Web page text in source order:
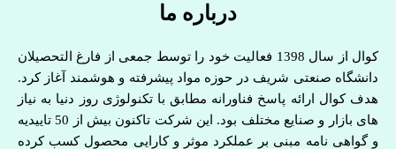
درباره ما
کوال از سال 1398 فعالیت خود را توسط جمعی از فارغ التحصیلان
دانشگاه صنعتی شریف در حوزه مواد پیشرفته و هوشمند آغاز کرد.
هدف کوال ارائه پاسخ فناورانه مطابق با تکنولوژی روز دنیا به نیاز
های بازار و صنایع مختلف بود. این شرکت تاکنون بیش از 50 تاییدیه
و گواهی نامه مبنی بر عملکرد موثر و کارایی محصول کسب کرده